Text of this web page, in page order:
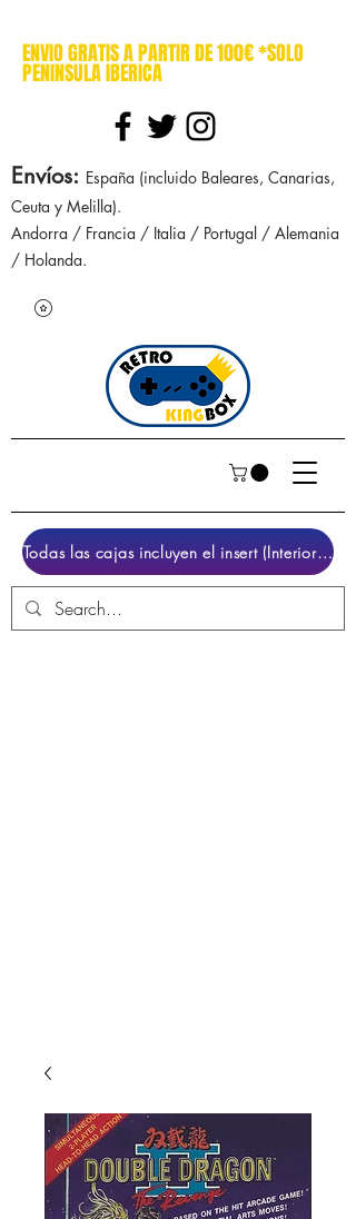
ENVIO GRATIS A PARTIR DE 100€ *SOLO
PENINSULA IBERICA
Envíos: España (incluido Baleares, Canarias,
Ceuta y Melilla).
Andorra / Francia / Italia / Portugal / Alemania
/ Holanda.
Todas las cajas incluyen el insert (Interior